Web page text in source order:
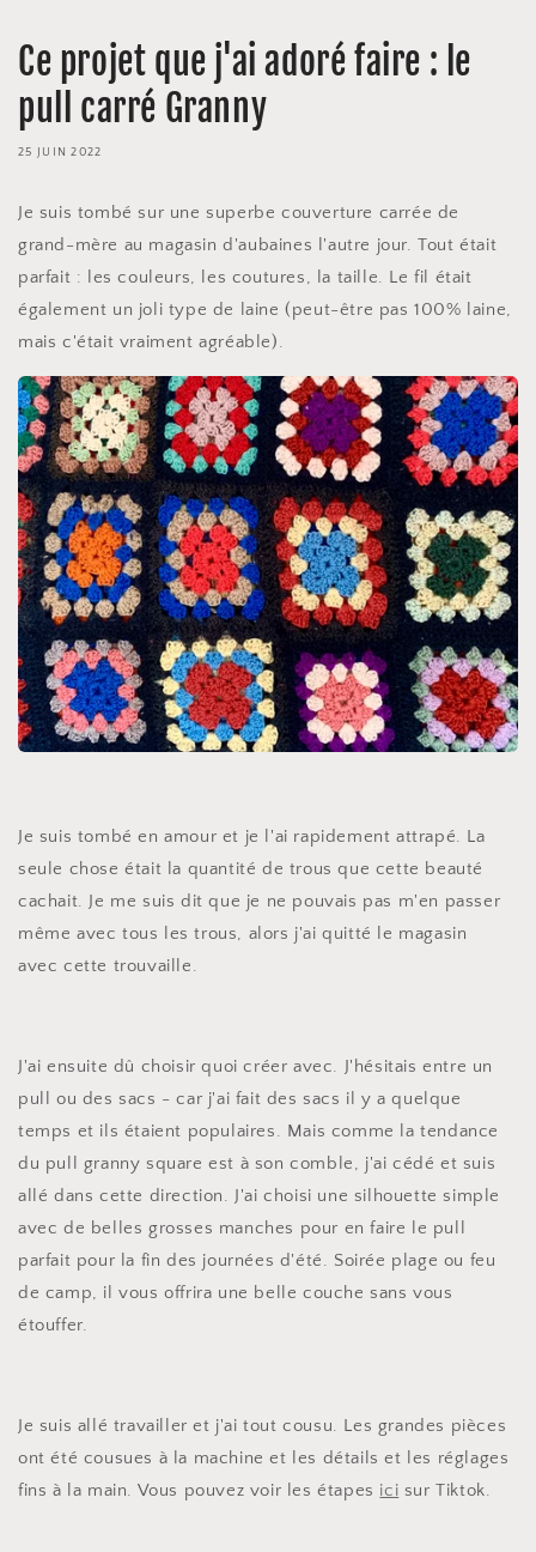
Ce projet que j'ai adoré faire : le
pull carré Granny
25 JUIN 2022
Je suis tombé sur une superbe couverture carrée de
grand-mère au magasin d'aubaines l'autre jour. Tout était
parfait : les couleurs, les coutures, la taille. Le fil était
également un joli type de laine (peut-être pas 100% laine,
mais c'était vraiment agréable).
Je suis tombé en amour et je l'ai rapidement attrapé. La
seule chose était la quantité de trous que cette beauté
cachait. Je me suis dit que je ne pouvais pas m'en passer
même avec tous les trous, alors j'ai quitté le magasin
avec cette trouvaille.
J'ai ensuite dû choisir quoi créer avec. J'hésitais entre un
pull ou des sacs - car j'ai fait des sacs il y a quelque
temps et ils étaient populaires. Mais comme la tendance
du pull granny square est à son comble, j'ai cédé et suis
allé dans cette direction. J'ai choisi une silhouette simple
avec de belles grosses manches pour en faire le pull
parfait pour la fin des journées d'été. Soirée plage ou feu
de camp, il vous offrira une belle couche sans vous
étouffer.
Je suis allé travailler et j'ai tout cousu. Les grandes pièces
ont été cousues à la machine et les détails et les réglages
fins à la main. Vous pouvez voir les étapes ici sur Tiktok.